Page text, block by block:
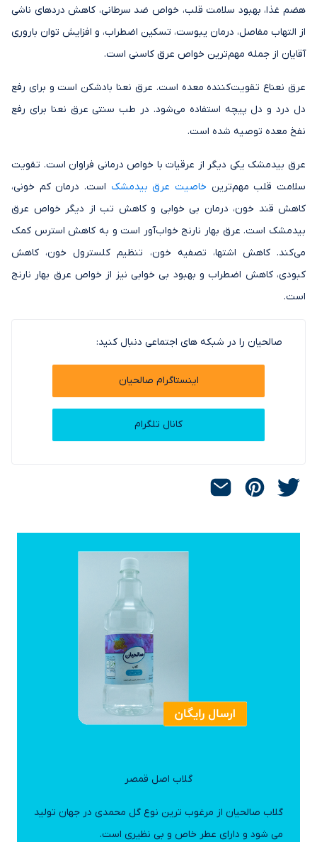
هضم غذا، بهبود سلامت قلب، خواص ضد سرطانی، کاهش دردهای ناشی
از التهاب مفاصل، درمان یبوست، تسکین اضطراب، و افزایش توان باروری
آقایان از جمله مهم‌ترین خواص عرق کاسنی است.
عرق نعناع تقویت‌کننده معده است. عرق نعنا بادشکن است و برای رفع
دل درد و دل پیچه استفاده می‌شود. در طب سنتی عرق نعنا برای رفع
نفخ معده توصیه شده است.
عرق بیدمشک یکی دیگر از عرقیات با خواص درمانی فراوان است. تقویت
سلامت قلب مهم‌ترین خاصیت عرق بیدمشک است. درمان کم خونی،
کاهش قند خون، درمان بی خوابی و کاهش تب از دیگر خواص عرق
بیدمشک است. عرق بهار نارنج خواب‌آور است و به کاهش استرس کمک
می‌کند. کاهش اشتها، تصفیه خون، تنظیم کلسترول خون، کاهش
کبودی، کاهش اضطراب و بهبود بی خوابی نیز از خواص عرق بهار نارنج
است.
صالحیان را در شبکه های اجتماعی دنبال کنید:
اینستاگرام صالحیان
کانال تلگرام
گلاب اصل قمصر
گلاب صالحیان از مرغوب ترین نوع گل محمدی در جهان تولید
می شود و دارای عطر خاص و بی نظیری است.